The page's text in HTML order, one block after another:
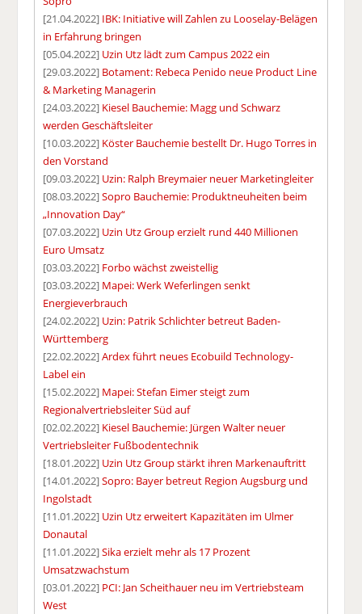
[21.04.2022] IBK: Initiative will Zahlen zu Looselay-Belägen
in Erfahrung bringen
[05.04.2022] Uzin Utz lädt zum Campus 2022 ein
[29.03.2022] Botament: Rebeca Penido neue Product Line
& Marketing Managerin
[24.03.2022] Kiesel Bauchemie: Magg und Schwarz
werden Geschäftsleiter
[10.03.2022] Köster Bauchemie bestellt Dr. Hugo Torres in
den Vorstand
[09.03.2022] Uzin: Ralph Breymaier neuer Marketingleiter
[08.03.2022]Sopro Bauchemie: Produktneuheiten beim
„Innovation Day“
[07.03.2022] Uzin Utz Group erzielt rund 440 Millionen
Euro Umsatz
[03.03.2022] Forbo wächst zweistellig
[03.03.2022] Mapei: Werk Weferlingen senkt
Energieverbrauch
[24.02.2022] Uzin: Patrik Schlichter betreut Baden-
Württemberg
[22.02.2022]Ardex führt neues Ecobuild Technology-
Label ein
[15.02.2022] Mapei: Stefan Eimer steigt zum
Regionalvertriebsleiter Süd auf
[02.02.2022] Kiesel Bauchemie: Jürgen Walter neuer
Vertriebsleiter Fußbodentechnik
[18.01.2022] Uzin Utz Group stärkt ihren Markenauftritt
[14.01.2022]Sopro: Bayer betreut Region Augsburg und
Ingolstadt
[11.01.2022] Uzin Utz erweitert Kapazitäten im Ulmer
Donautal
[11.01.2022]Sika erzielt mehr als 17 Prozent
Umsatzwachstum
[03.01.2022] PCI: Jan Scheithauer neu im Vertriebsteam
West